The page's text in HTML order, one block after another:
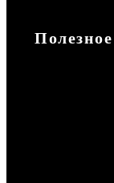
Полезное